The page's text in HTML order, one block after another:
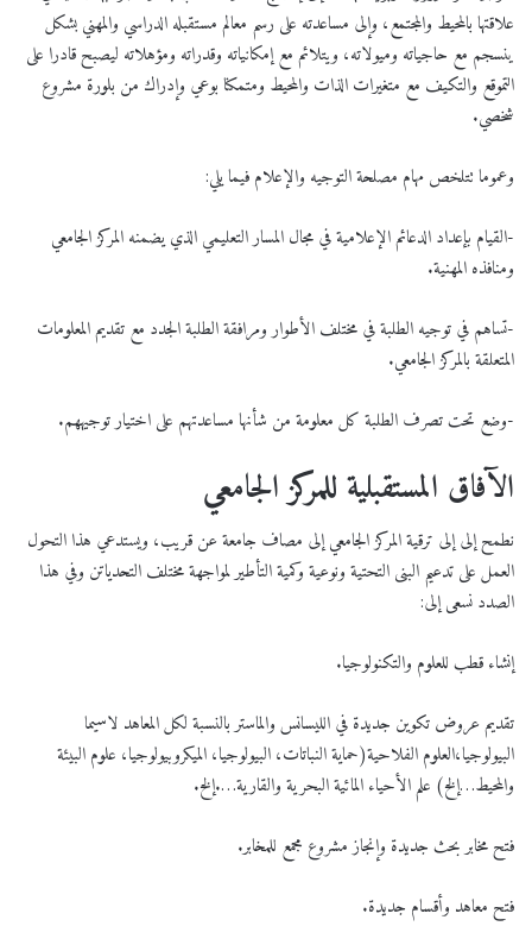
علاقتها بالمحيط والمجتمع، وإلى مساعدته على رسم معالم مستقبله الدراسي والمهني بشكل
ينسجم مع حاجياته وميولاته، ويتلائم مع إمكانياته وقدراته ومؤهلاته ليصبح قادرا على
التموقع والتكيف مع متغيرات الذات والمحيط ومتمكنا بوعي وإدراك من بلورة مشروع
شخصي.
وعموما تتلخص مهام مصلحة التوجيه والإعلام فيما يلي:
-القيام بإعداد الدعائم الإعلامية في مجال المسار التعليمي الذي يضمنه المركز الجامعي
ومنافذه المهنية.
-تساهم في توجيه الطلبة في مختلف الأطوار ومرافقة الطلبة الجدد مع تقديم المعلومات
المتعلقة بالمركز الجامعي.
-وضع تحت تصرف الطلبة كل معلومة من شأنها مساعدتهم على اختيار توجيههم.
الآفاق المستقبلية للمركز الجامعي
نطمح إلى إلى ترقية المركز الجامعي إلى مصاف جامعة عن قريب، ويستدعي هذا التحول
العمل على تدعيم البنى التحتية ونوعية وكمية التأطير لمواجهة مختلف التحدياتن وفي هذا
الصدد نسعى إلى:
إنشاء قطب للعلوم والتكنولوجيا.
تقديم عروض تكوين جديدة في الليسانس والماستر بالنسبة لكل المعاهد لاسيما
البيولوجيا،العلوم الفلاحية(حماية النباتات، البيولوجيا، الميكروبيولوجيا، علوم البيئة
والمحيط…إلخ) علم الأحياء المائية البحرية والقارية….إلخ.
فتح مخابر بحث جديدة وإنجاز مشروع مجمع للمخابر.
فتح معاهد وأقسام جديدة.